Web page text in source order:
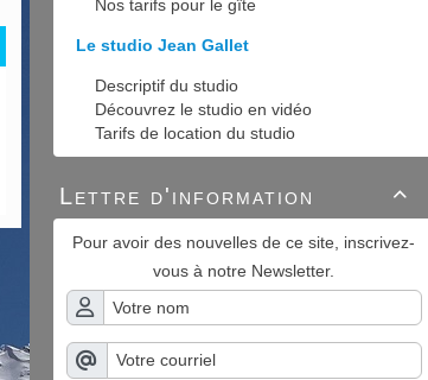
Nos tarifs pour le gîte
Le studio Jean Gallet
Descriptif du studio
Découvrez le studio en vidéo
Tarifs de location du studio

Lettre d'information
Pour avoir des nouvelles de ce site, inscrivez-
vous à notre Newsletter.